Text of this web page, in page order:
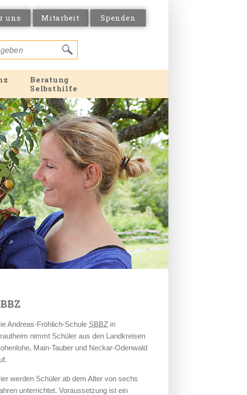
uns Mitarbeit Spenden
Beratung
Selbsthilfe
Andreas-Fröhlich-Schule SBBZ in
nimmt Schüler aus den Landkreisen
Main-Tauber und Neckar-Odenwald
werden Schüler ab dem Alter von sechs
unterrichtet. Voraussetzung ist ein